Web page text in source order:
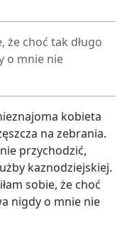
że choć tak długo
o mnie nie
kobieta
na zebrania.
przychodzić,
kaznodziejskiej.
sobie, że choć
nigdy o mnie nie